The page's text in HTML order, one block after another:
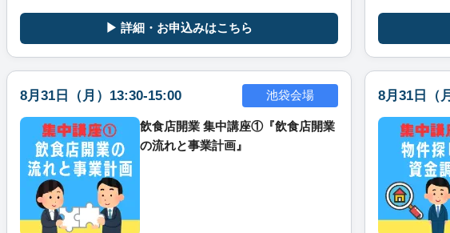
▶ 詳細・お申込みはこちら
8月31日（月）13:30-15:00 池袋会場
飲食店開業 集中講座①『飲食店開業
の流れと事業計画』
8月31日（